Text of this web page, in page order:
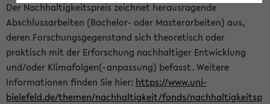
Der Nachhaltigkeitspreis zeichnet herausragende
Abschlussarbeiten (Bachelor- oder Masterarbeiten) aus,
deren Forschungsgegenstand sich theoretisch oder
praktisch mit der Erforschung nachhaltiger Entwicklung
und/oder Klimafolgen(-anpassung) befasst. Weitere
Informationen finden Sie hier: https://www.uni-
bielefeld.de/themen/nachhaltigkeit/fonds/nachhaltigkeitsp